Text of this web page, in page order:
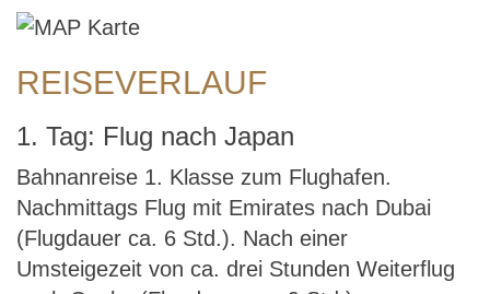
REISEVERLAUF
1. Tag: Flug nach Japan
Bahnanreise 1. Klasse zum Flughafen.
Nachmittags Flug mit Emirates nach Dubai
(Flugdauer ca. 6 Std.). Nach einer
Umsteigezeit von ca. drei Stunden Weiterflug